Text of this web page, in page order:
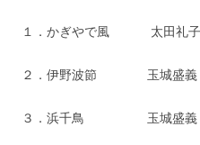
１．かぎやで風 太田礼
２．伊野波節 玉城盛義
３．浜千鳥 玉城盛義